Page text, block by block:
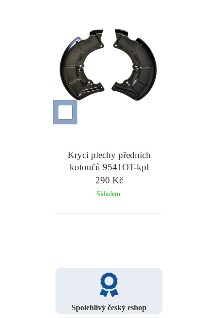
Krycí plechy předních
kotoučů 9541OT-kpl
290 Kč
Skladem:
Spolehlivý český eshop